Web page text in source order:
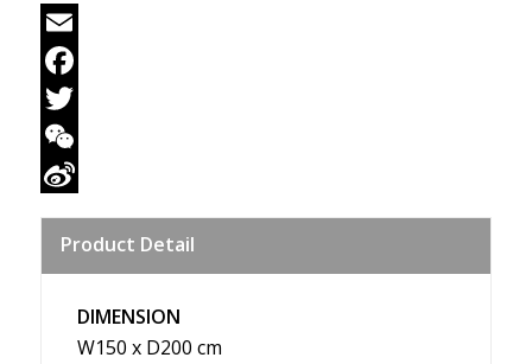
Email
Facebook
Twitter
WeChat
Weibo
Product Detail
DIMENSION
W150 x D200 cm